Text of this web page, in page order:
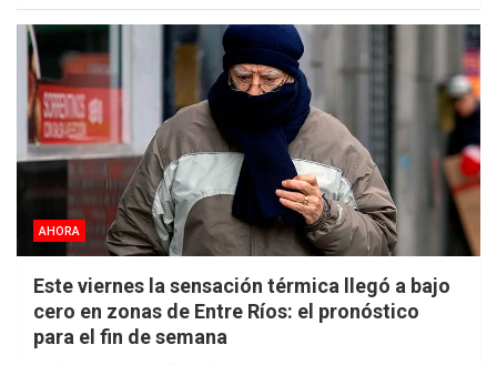
AHORA
Este viernes la sensación térmica llegó a bajo
cero en zonas de Entre Ríos: el pronóstico
para el fin de semana